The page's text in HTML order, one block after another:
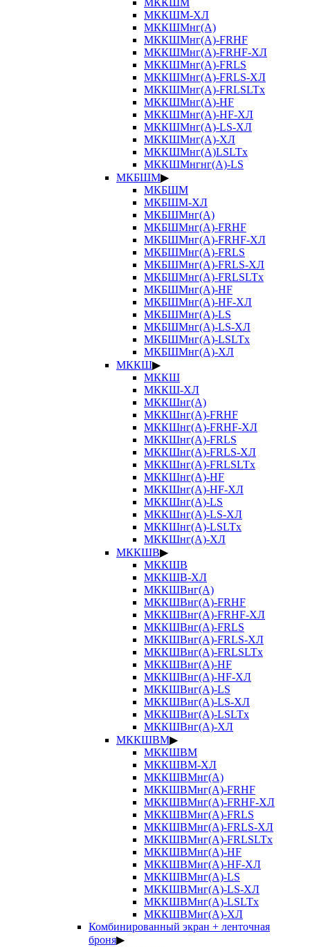
МККШМ
МККШМ-ХЛ
МККШМнг(А)
МККШМнг(А)-FRHF
МККШМнг(А)-FRHF-ХЛ
МККШМнг(А)-FRLS
МККШМнг(А)-FRLS-ХЛ
МККШМнг(А)-FRLSLTx
МККШМнг(А)-HF
МККШМнг(А)-HF-ХЛ
МККШМнг(А)-LS-ХЛ
МККШМнг(А)-ХЛ
МККШМнг(А)LSLTx
МККШМнгнг(А)-LS
МКБШМ▶
МКБШМ
МКБШМ-ХЛ
МКБШМнг(А)
МКБШМнг(А)-FRHF
МКБШМнг(А)-FRHF-ХЛ
МКБШМнг(А)-FRLS
МКБШМнг(А)-FRLS-ХЛ
МКБШМнг(А)-FRLSLTx
МКБШМнг(А)-HF
МКБШМнг(А)-HF-ХЛ
МКБШМнг(А)-LS
МКБШМнг(А)-LS-ХЛ
МКБШМнг(А)-LSLTx
МКБШМнг(А)-ХЛ
МККШ▶
МККШ
МККШ-ХЛ
МККШнг(А)
МККШнг(А)-FRHF
МККШнг(А)-FRHF-ХЛ
МККШнг(А)-FRLS
МККШнг(А)-FRLS-ХЛ
МККШнг(А)-FRLSLTx
МККШнг(А)-HF
МККШнг(А)-HF-ХЛ
МККШнг(А)-LS
МККШнг(А)-LS-ХЛ
МККШнг(А)-LSLTx
МККШнг(А)-ХЛ
МККШВ▶
МККШВ
МККШВ-ХЛ
МККШВнг(А)
МККШВнг(А)-FRHF
МККШВнг(А)-FRHF-ХЛ
МККШВнг(А)-FRLS
МККШВнг(А)-FRLS-ХЛ
МККШВнг(А)-FRLSLTx
МККШВнг(А)-HF
МККШВнг(А)-HF-ХЛ
МККШВнг(А)-LS
МККШВнг(А)-LS-ХЛ
МККШВнг(А)-LSLTx
МККШВнг(А)-ХЛ
МККШВМ▶
МККШВМ
МККШВМ-ХЛ
МККШВМнг(А)
МККШВМнг(А)-FRHF
МККШВМнг(А)-FRHF-ХЛ
МККШВМнг(А)-FRLS
МККШВМнг(А)-FRLS-ХЛ
МККШВМнг(А)-FRLSLTx
МККШВМнг(А)-HF
МККШВМнг(А)-HF-ХЛ
МККШВМнг(А)-LS
МККШВМнг(А)-LS-ХЛ
МККШВМнг(А)-LSLTx
МККШВМнг(А)-ХЛ
Комбинированный экран + ленточная
броня▶